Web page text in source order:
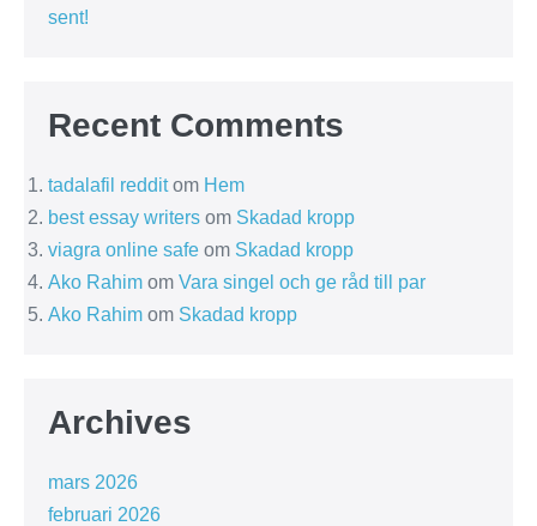
sent!
Recent Comments
tadalafil redditom Hem
best essay writers om Skadad kropp
viagra online safe om Skadad kropp
Ako Rahim om Vara singel och ge råd till par
Ako Rahim om Skadad kropp
Archives
mars 2026
februari 2026